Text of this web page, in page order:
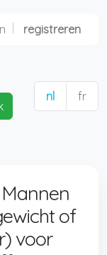
registreren
nl fr
of
voor